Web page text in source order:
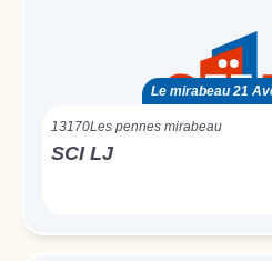
Le mirabeau 21
13170Les pennes mirabeau
SCI LJ